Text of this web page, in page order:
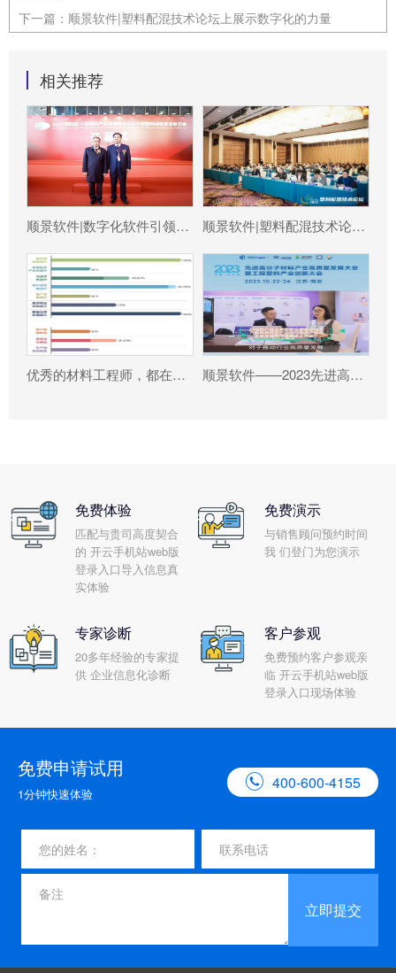
下一篇： 顺景软件|塑料配混技术论坛上展示数字化的力量
相关推荐
顺景软件|数字化软件引领新材料产业绿色智造新篇章 顺景软件|塑料配混技术论坛上展示数字化的力量
优秀的材料工程师，都在跟这个新朋友打交道! 顺景软件——2023先进高分子材料产业高质量发展大会暨工程塑料产业创新大会
免费体验
匹配与贵司高度契合
的 开云手机站web版
登录入口导入信息真
实体验
免费演示
与销售顾问预约时间
我 们登门为您演示
专家诊断
20多年经验的专家提
供 企业信息化诊断
客户参观
免费预约客户参观亲
临 开云手机站web版
登录入口现场体验
免费申请试用
1分钟快速体验
 400-600-4155
立即提交